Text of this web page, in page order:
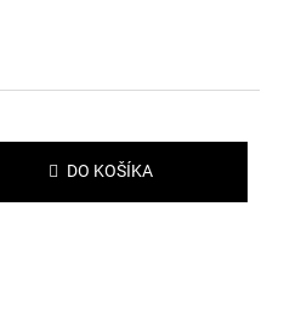
DO KOŠÍKA